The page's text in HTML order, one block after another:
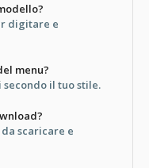
digitare e
menu?
il tuo stile.
scaricare e